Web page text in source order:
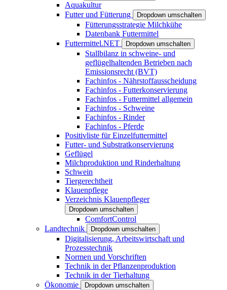
Aquakultur
Futter und Fütterung
Dropdown umschalten
Fütterungsstrategie Milchkühe
Datenbank Futtermittel
Futtermittel.NET
Dropdown umschalten
Stallbilanz in schweine- und
geflügelhaltenden Betrieben nach
Emissionsrecht (BVT)
Fachinfos - Nährstoffausscheidung
Fachinfos - Futterkonservierung
Fachinfos - Futtermittel allgemein
Fachinfos - Schweine
Fachinfos - Rinder
Fachinfos - Pferde
Positivliste für Einzelfuttermittel
Futter- und Substratkonservierung
Geflügel
Milchproduktion und Rinderhaltung
Schwein
Tiergerechtheit
Klauenpflege
Verzeichnis Klauenpfleger
Dropdown umschalten
ComfortControl
Landtechnik
Dropdown umschalten
Digitalisierung, Arbeitswirtschaft und
Prozesstechnik
Normen und Vorschriften
Technik in der Pflanzenproduktion
Technik in der Tierhaltung
Ökonomie
Dropdown umschalten